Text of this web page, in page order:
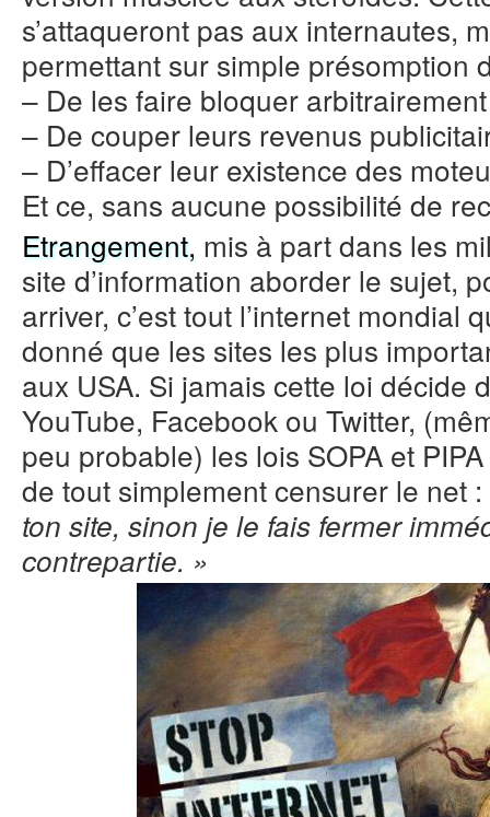
s’attaqueront pas aux internautes,
permettant sur simple présomption
– De les faire bloquer
– De couper leurs revenus
– D’effacer leur existence des
Et ce, sans aucune possibilité de
Etrangement, mis à part dans les
site d’information aborder le sujet,
arriver, c’est tout l’internet mondial
donné que les sites les plus
aux USA. Si jamais cette loi décide
YouTube, Facebook ou Twitter,
peu probable) les lois SOPA et
de tout simplement censurer le net :
ton site, sinon je le fais fermer
contrepartie. »